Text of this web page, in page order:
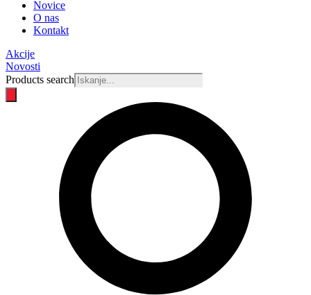
Novice
O nas
Kontakt
Akcije
Novosti
Products search